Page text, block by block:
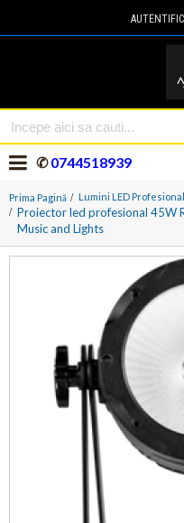
✆0744518939
Prima Pagină Lumini LED
Proiector led profesional 45W
Music and Lights